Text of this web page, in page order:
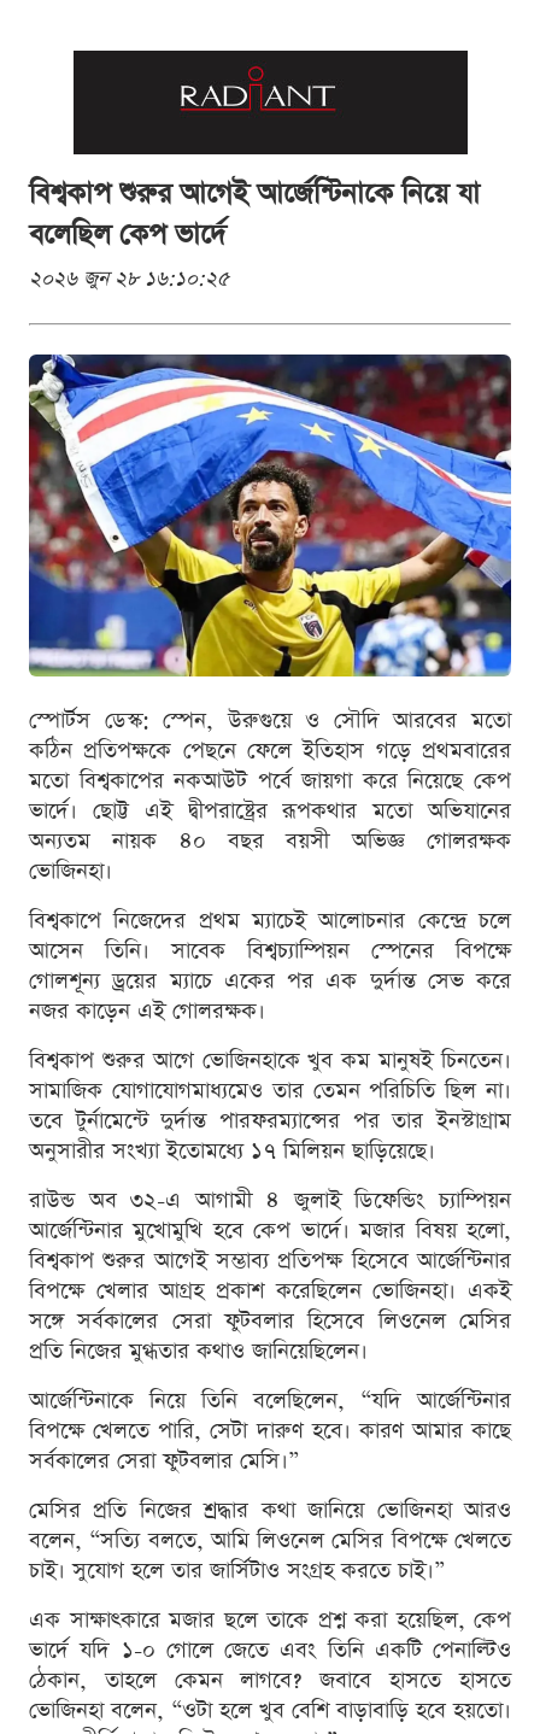
বিশ্বকাপ শুরুর আগেই আর্জেন্টিনাকে নিয়ে যা
বলেছিল কেপ ভার্দে
২০২৬ জুন ২৮ ১৬:১০:২৫
স্পোর্টস ডেস্ক: স্পেন, উরুগুয়ে ও সৌদি আরবের মতো
কঠিন প্রতিপক্ষকে পেছনে ফেলে ইতিহাস গড়ে প্রথমবারের
মতো বিশ্বকাপের নকআউট পর্বে জায়গা করে নিয়েছে কেপ
ভার্দে। ছোট্ট এই দ্বীপরাষ্ট্রের রূপকথার মতো অভিযানের
অন্যতম নায়ক ৪০ বছর বয়সী অভিজ্ঞ গোলরক্ষক
ভোজিনহা।
বিশ্বকাপে নিজেদের প্রথম ম্যাচেই আলোচনার কেন্দ্রে চলে
আসেন তিনি। সাবেক বিশ্বচ্যাম্পিয়ন স্পেনের বিপক্ষে
গোলশূন্য ড্রয়ের ম্যাচে একের পর এক দুর্দান্ত সেভ করে
নজর কাড়েন এই গোলরক্ষক।
বিশ্বকাপ শুরুর আগে ভোজিনহাকে খুব কম মানুষই চিনতেন।
সামাজিক যোগাযোগমাধ্যমেও তার তেমন পরিচিতি ছিল না।
তবে টুর্নামেন্টে দুর্দান্ত পারফরম্যান্সের পর তার ইনস্টাগ্রাম
অনুসারীর সংখ্যা ইতোমধ্যে ১৭ মিলিয়ন ছাড়িয়েছে।
রাউন্ড অব ৩২-এ আগামী ৪ জুলাই ডিফেন্ডিং চ্যাম্পিয়ন
আর্জেন্টিনার মুখোমুখি হবে কেপ ভার্দে। মজার বিষয় হলো,
বিশ্বকাপ শুরুর আগেই সম্ভাব্য প্রতিপক্ষ হিসেবে আর্জেন্টিনার
বিপক্ষে খেলার আগ্রহ প্রকাশ করেছিলেন ভোজিনহা। একই
সঙ্গে সর্বকালের সেরা ফুটবলার হিসেবে লিওনেল মেসির
প্রতি নিজের মুগ্ধতার কথাও জানিয়েছিলেন।
আর্জেন্টিনাকে নিয়ে তিনি বলেছিলেন, “যদি আর্জেন্টিনার
বিপক্ষে খেলতে পারি, সেটা দারুণ হবে। কারণ আমার কাছে
সর্বকালের সেরা ফুটবলার মেসি।”
মেসির প্রতি নিজের শ্রদ্ধার কথা জানিয়ে ভোজিনহা আরও
বলেন, “সত্যি বলতে, আমি লিওনেল মেসির বিপক্ষে খেলতে
চাই। সুযোগ হলে তার জার্সিটাও সংগ্রহ করতে চাই।”
এক সাক্ষাৎকারে মজার ছলে তাকে প্রশ্ন করা হয়েছিল, কেপ
ভার্দে যদি ১-০ গোলে জেতে এবং তিনি একটি পেনাল্টিও
ঠেকান, তাহলে কেমন লাগবে? জবাবে হাসতে হাসতে
ভোজিনহা বলেন, “ওটা হলে খুব বেশি বাড়াবাড়ি হবে হয়তো।